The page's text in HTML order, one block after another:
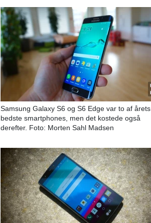
Samsung Galaxy S6 og S6 Edge var to af årets
bedste smartphones, men det kostede også
derefter. Foto: Morten Sahl Madsen